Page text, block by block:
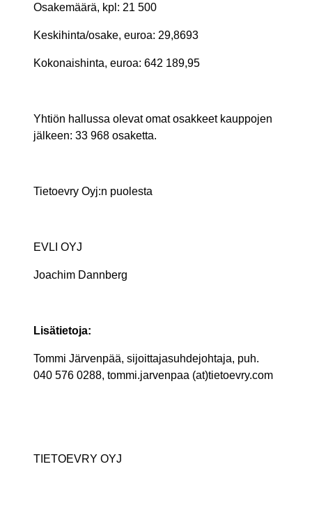
Osakemäärä, kpl: 21 500
Keskihinta/osake, euroa: 29,8693
Kokonaishinta, euroa: 642 189,95
Yhtiön hallussa olevat omat osakkeet kauppojen
jälkeen: 33 968 osaketta.
Tietoevry Oyj:n puolesta
EVLI OYJ
Joachim Dannberg
Lisätietoja:
Tommi Järvenpää, sijoittajasuhdejohtaja, puh.
040 576 0288, tommi.jarvenpaa (at)tietoevry.com
TIETOEVRY OYJ